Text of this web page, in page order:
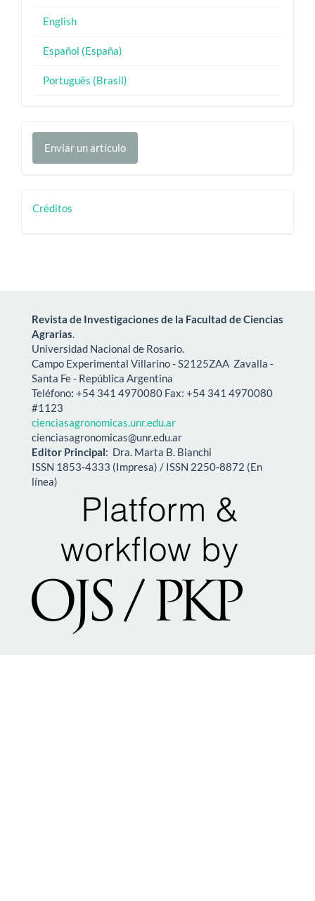
English
Español (España)
Português (Brasil)
Enviar
unEnviar un artículo
creditos
Créditos
Revista de Investigaciones de la Facultad de Ciencias
Agrarias.
Universidad Nacional de Rosario.
Campo Experimental Villarino -S2125ZAA Zavalla -
Santa Fe - República Argentina
Teléfono: +54 341 4970080 Fax: +54 341 4970080
#1123
cienciasagronomicas.unr.edu.ar
cienciasagronomicas@unr.edu.ar
Editor Principal: Dra. Marta B. Bianchi
ISSN 1853-4333 (Impresa) / ISSN 2250-8872 (En
línea)